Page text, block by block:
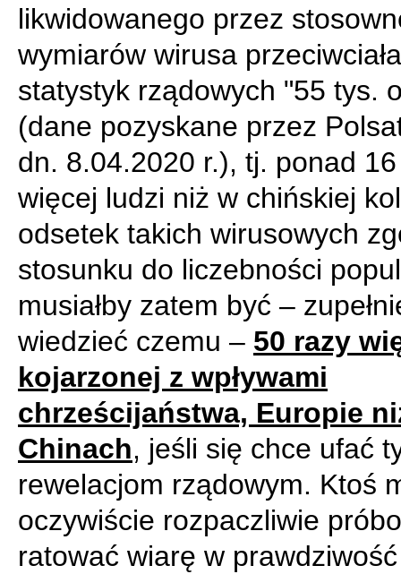
likwidowanego przez
wymiarów wirusa
statystyk rządowych "55 tys.
(dane pozyskane przez
dn. 8.04.2020 r.), tj. ponad
więcej ludzi niż w chińskiej
odsetek takich wirusowych
stosunku do liczebności
musiałby zatem być –
wiedzieć czemu – 50 razy
kojarzonej z wpływami
chrześcijaństwa, Europie
Chinach, jeśli się chce ufać
rewelacjom rządowym. Ktoś
oczywiście rozpaczliwie
ratować wiarę w